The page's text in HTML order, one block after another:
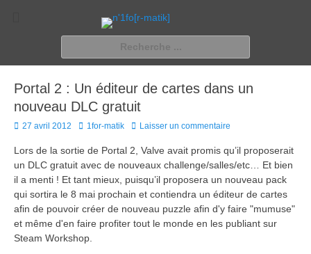
n'1fo[r-matik]
Pour les nymphos d'infos en info…
Portal 2 : Un éditeur de cartes dans un
nouveau DLC gratuit
Posted
27 avril 2012 Author
1for-matik Laisser un commentaire
Lors de la sortie de Portal 2, Valve avait promis qu’il proposerait
un DLC gratuit avec de nouveaux challenge/salles/etc… Et bien
il a menti ! Et tant mieux, puisqu’il proposera un nouveau pack
qui sortira le 8 mai prochain et contiendra un éditeur de cartes
afin de pouvoir créer de nouveau puzzle afin d'y faire "mumuse"
et même d'en faire profiter tout le monde en les publiant sur
Steam Workshop.